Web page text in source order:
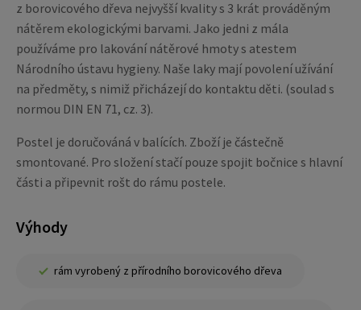
z borovicového dřeva nejvyšší kvality s 3 krát prováděným
nátěrem ekologickými barvami. Jako jedni z mála
používáme pro lakování nátěrové hmoty s atestem
Národního ústavu hygieny. Naše laky mají povolení užívání
na předměty, s nimiž přicházejí do kontaktu děti. (soulad s
normou DIN EN 71, cz. 3).
Postel je doručováná v balících. Zboží je částečně
smontované. Pro složení stačí pouze spojit bočnice s hlavní
části a připevnit rošt do rámu postele.
Výhody
rám vyrobený z přírodního borovicového dřeva